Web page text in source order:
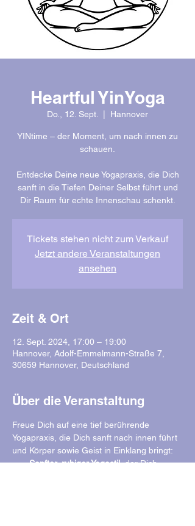
Heartful YinYoga
Do., 12. Sept. Hannover
YINtime – der Moment, um nach innen zu
schauen.
Entdecke Deine neue Yogapraxis, die Dich
sanft in die Tiefen Deiner Selbst führt und
Dir Raum für echte Innenschau schenkt.
Tickets stehen nicht zum Verkauf
Jetzt andere Veranstaltungen
ansehen
Zeit & Ort
12. Sept. 2024, 17:00 – 19:00
Hannover, Adolf-Emmelmann-Straße 7,
30659 Hannover, Deutschland
Über die Veranstaltung
Freue Dich auf eine tief berührende
Yogapraxis, die Dich sanft nach innen führt
und Körper sowie Geist in Einklang bringt:
Sanfter, ruhiger Yogastil, der Dich